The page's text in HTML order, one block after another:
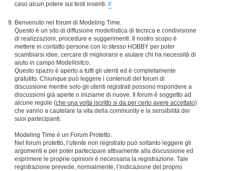
caso alcun potere sui testi inseriti. #
Benvenuto nel forum di Modeling Time.
Questo è un sito di diffusione modellistica di tecnica e condivisione
di realizzazioni, procedure e suggerimenti. Il nostro scopo è
mettere in contatto persone con lo stesso HOBBY per poter
scambiarsi idee, cercare di migliorarsi e aiutare chi ha necessità di
aiuto in campo Modellisitco.
Questo spazio è aperto a tutti gli utenti ed è completamente
gratutito. Chiunque può leggere i contenuti del forum di
discussione mentre solo gli utenti registrati possono rispondere a
discussioni già aperte o iniziarne di nuove. Il forum è soggetto ad
alcune regole (che una volta iscritto si da per certo avere accettato)
che vanno a cautelare la vita della community e la sensibilità dei
suoi partecipanti:
Modeling Time è un Forum Protetto.
Nel forum protetto, l’utente non registrato può soltanto leggere gli
argomenti e per poter partecipare attivamente alla discussione ed
esprimere le proprie opinioni è necessaria la registrazione. Tale
registrazione prevede, normalmente, l’indicazione del proprio